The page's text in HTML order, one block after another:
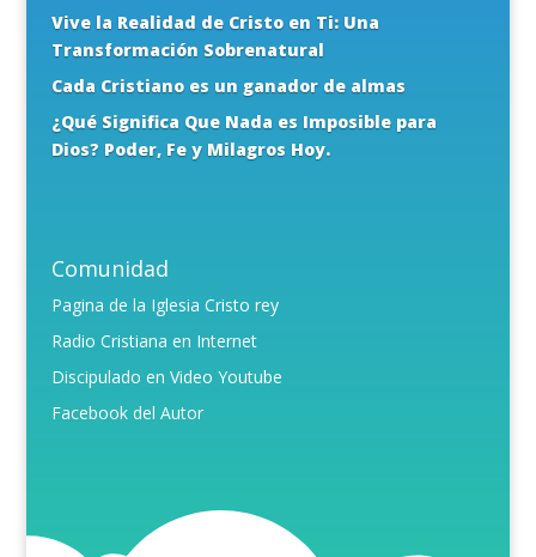
Vive la Realidad de Cristo en Ti: Una
Transformación Sobrenatural
Cada Cristiano es un ganador de almas
¿Qué Significa Que Nada es Imposible para
Dios? Poder, Fe y Milagros Hoy.
Comunidad
Pagina de la Iglesia Cristo rey
Radio Cristiana en Internet
Discipulado en Video Youtube
Facebook del Autor